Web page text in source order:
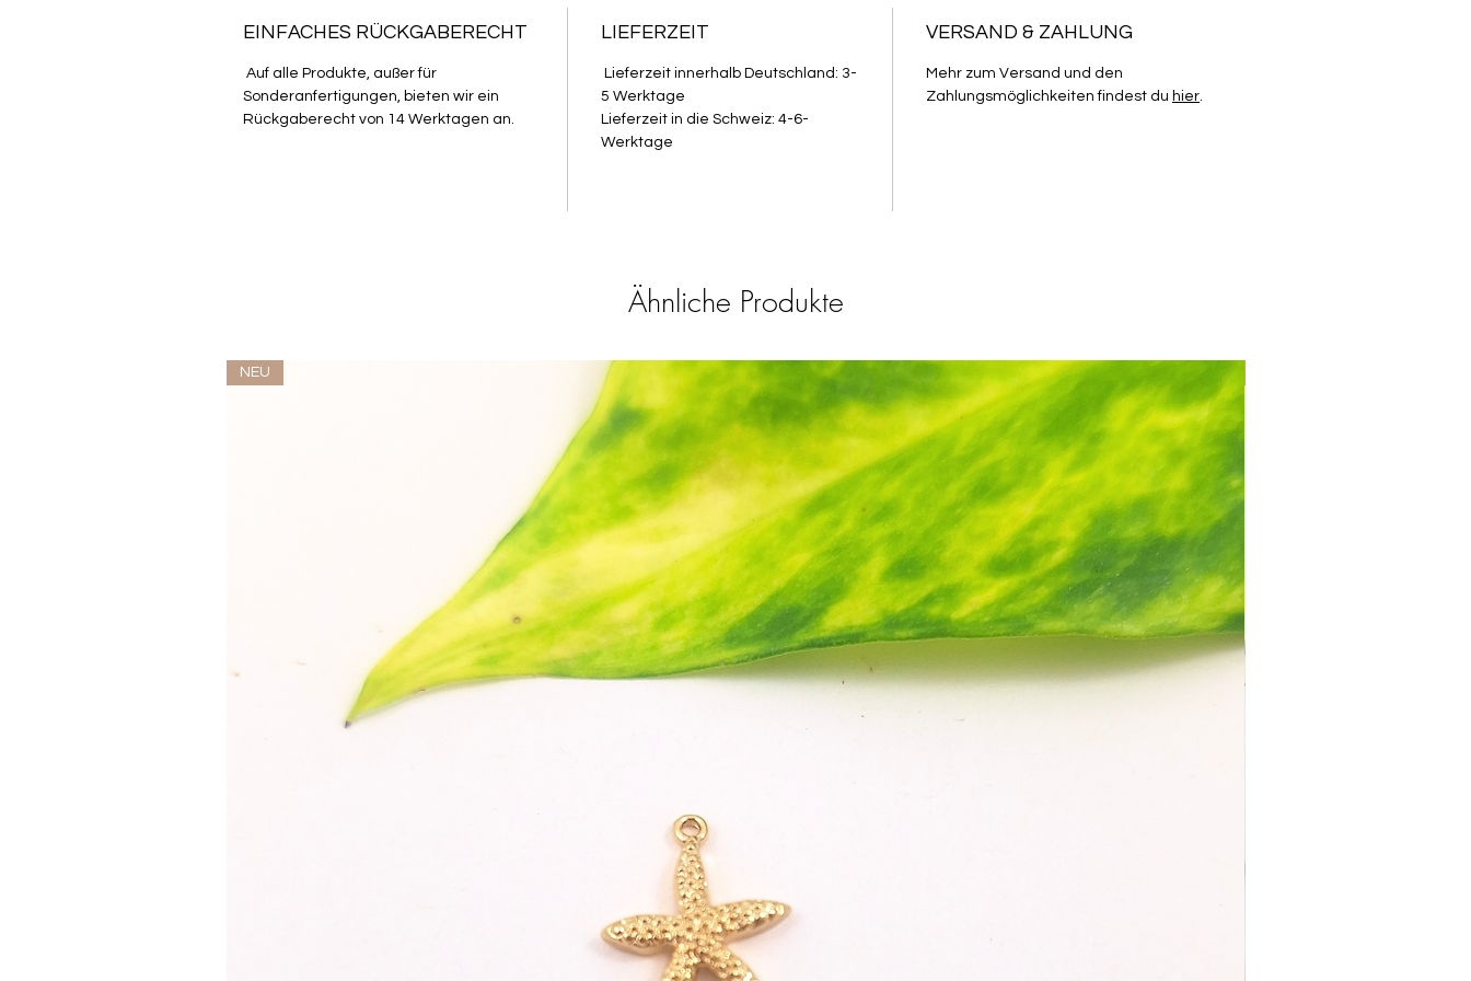
EINFACHES RÜCKGABERECHT
Auf alle Produkte, außer für
Sonderanfertigungen, bieten wir ein
Rückgaberecht von 14 Werktagen an.
LIEFERZEIT
Lieferzeit innerhalb Deutschland: 3-
5 Werktage
Lieferzeit in die Schweiz: 4-6-
Werktage
VERSAND & ZAHLUNG
Mehr zum Versand und den
Zahlungsmöglichkeiten findest du hier.
Ähnliche Produkte
NEU